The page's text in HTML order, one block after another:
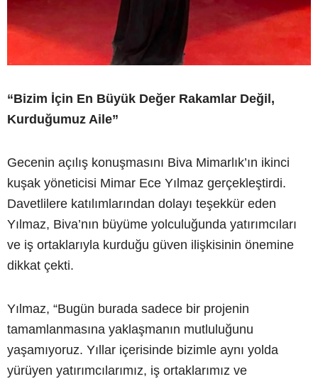
“Bizim İçin En Büyük Değer Rakamlar Değil,
Kurduğumuz Aile”
Gecenin açılış konuşmasını Biva Mimarlık’ın ikinci
kuşak yöneticisi Mimar Ece Yılmaz gerçekleştirdi.
Davetlilere katılımlarından dolayı teşekkür eden
Yılmaz, Biva’nın büyüme yolculuğunda yatırımcıları
ve iş ortaklarıyla kurduğu güven ilişkisinin önemine
dikkat çekti.
Yılmaz, “Bugün burada sadece bir projenin
tamamlanmasına yaklaşmanın mutluluğunu
yaşamıyoruz. Yıllar içerisinde bizimle aynı yolda
yürüyen yatırımcılarımız, iş ortaklarımız ve